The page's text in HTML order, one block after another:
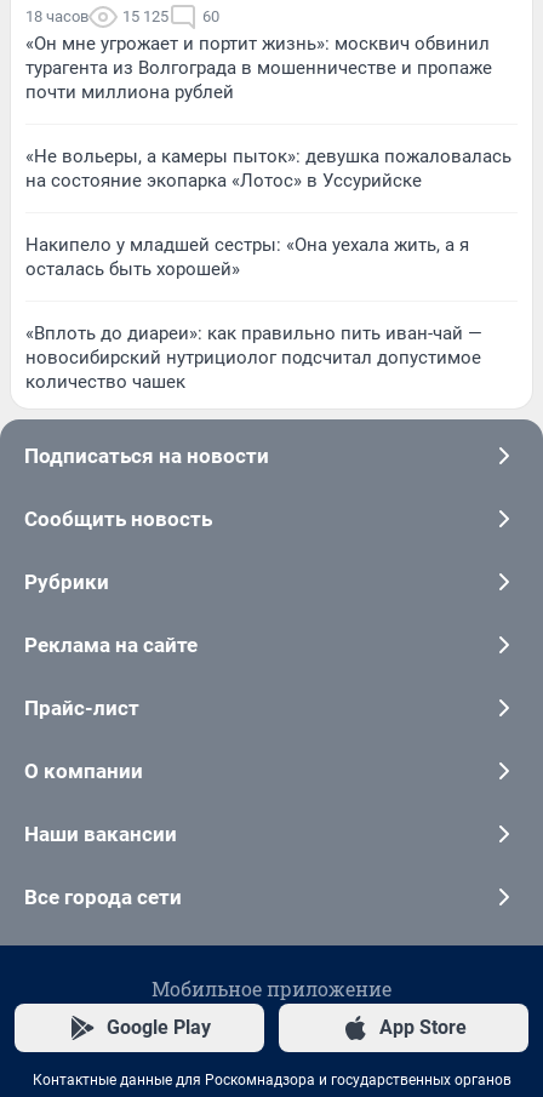
18 часов 15 125 60
«Он мне угрожает и портит жизнь»: москвич обвинил
турагента из Волгограда в мошенничестве и пропаже
почти миллиона рублей
«Не вольеры, а камеры пыток»: девушка пожаловалась
на состояние экопарка «Лотос» в Уссурийске
Накипело у младшей сестры: «Она уехала жить, а я
осталась быть хорошей»
«Вплоть до диареи»: как правильно пить иван-чай —
новосибирский нутрициолог подсчитал допустимое
количество чашек
Подписаться на новости
Сообщить новость
Рубрики
Реклама на сайте
Прайс-лист
О компании
Наши вакансии
Все города сети
Мобильное приложение
Google Play App Store
Контактные данные для Роскомнадзора и государственных органов